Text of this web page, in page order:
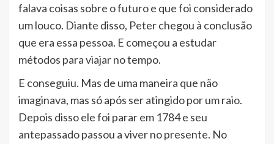
falava coisas sobre o futuro e que foi considerado
um louco. Diante disso, Peter chegou à conclusão
que era essa pessoa. E começou a estudar
métodos para viajar no tempo.
E conseguiu. Mas de uma maneira que não
imaginava, mas só após ser atingido por um raio.
Depois disso ele foi parar em 1784 e seu
antepassado passou a viver no presente. No